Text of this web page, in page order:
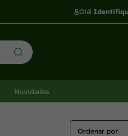
Olá!
Novidades